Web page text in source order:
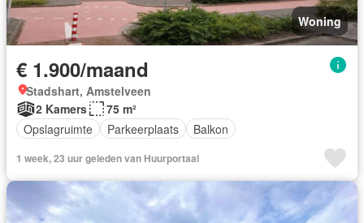
Woning
€ 1.900/maand
Stadshart, Amstelveen
2 Kamers
75 m²
Opslagruimte
Parkeerplaats Balkon
1 week, 23 uur geleden van Huurportaal